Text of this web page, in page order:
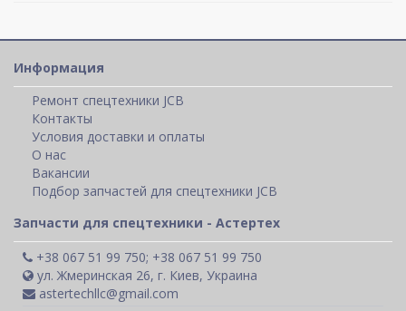
Информация
Ремонт спецтехники JCB
Контакты
Условия доставки и оплаты
О нас
Вакансии
Подбор запчастей для спецтехники JCB
Запчасти для спецтехники - Астертех
+38 067 51 99 750; +38 067 51 99 750
ул. Жмеринская 26, г. Киев, Украина
astertechllc@gmail.com